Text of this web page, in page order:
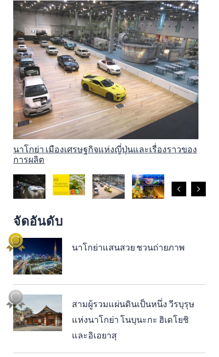
นาโกย่า เมืองเศรษฐกิจแห่งญี่ปุ่นและเรื่องราวของ
การผลิต
Nagoya Light Displays Special Feature 2025–
2026
New Year Fun in Nagoya Special Feature 2023–
2024
สถานที่ชมดอกไม้อันโด่งดังในไอจิและนาโกย่า
Nagoya Autumn Leaves 2025 Special Feature
นาโกย่าแสนสวย ชวนถ่ายภาพ
สามผู้รวมแผ่นดินเป็นหนึ่ง วีรบุรุษแห่งนาโกย่า โน
บุนะกะ ฮิเดโยชิ และอิเอยาสุ
มรดกทางวัฒนธรรมของนาโกย่าและไอจิ เทคนิค
ดั้งเดิมในการผลิต งานศิลปะและงานหัตถกรรม
นาโกย่า เมืองที่เป็นมิตรกับเด็ก ๆ (หรือวิธีทำให้พ่อ
แม่มีความสุขอยู่เสมอ)
ท่องเที่ยวตามศาลเจ้าในนาโกย่า
จัดอันดับ
นาโกย่าแสนสวย ชวนถ่ายภาพ
สามผู้รวมแผ่นดินเป็นหนึ่ง วีรบุรุษ
แห่งนาโกย่า โนบุนะกะ ฮิเดโยชิ
และอิเอยาสุ